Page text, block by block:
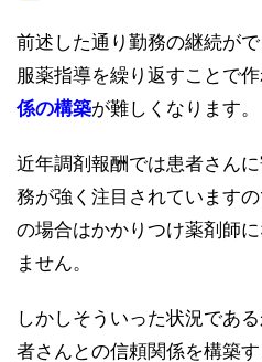
前述した通り勤務の継続が
服薬指導を繰り返すことで
係の構築が難しくなります。
近年調剤報酬では患者さん
務が強く注目されています
の場合はかかりつけ薬剤師
ません。
しかしそういった状況であ
者さんとの信頼関係を構築